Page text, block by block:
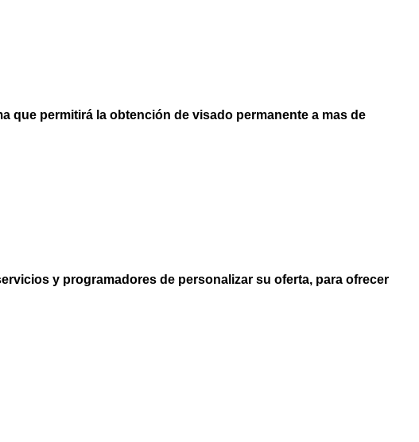
que permitirá la obtención de visado permanente a mas de
y programadores de personalizar su oferta, para ofrecer